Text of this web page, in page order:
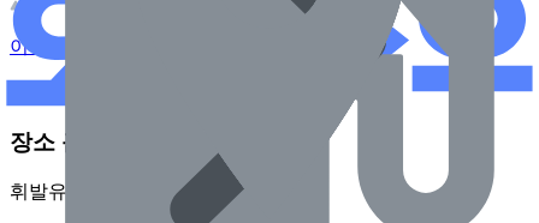
이 주유소의 사장님이신가요?
장소 근처 주유소
휘발유